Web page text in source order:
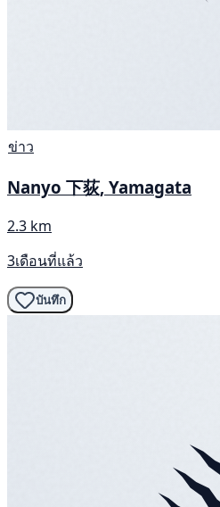
ข่าว
Nanyo 下荻, Yamagata
2.3 km
3เดือนที่แล้ว
บันทึก